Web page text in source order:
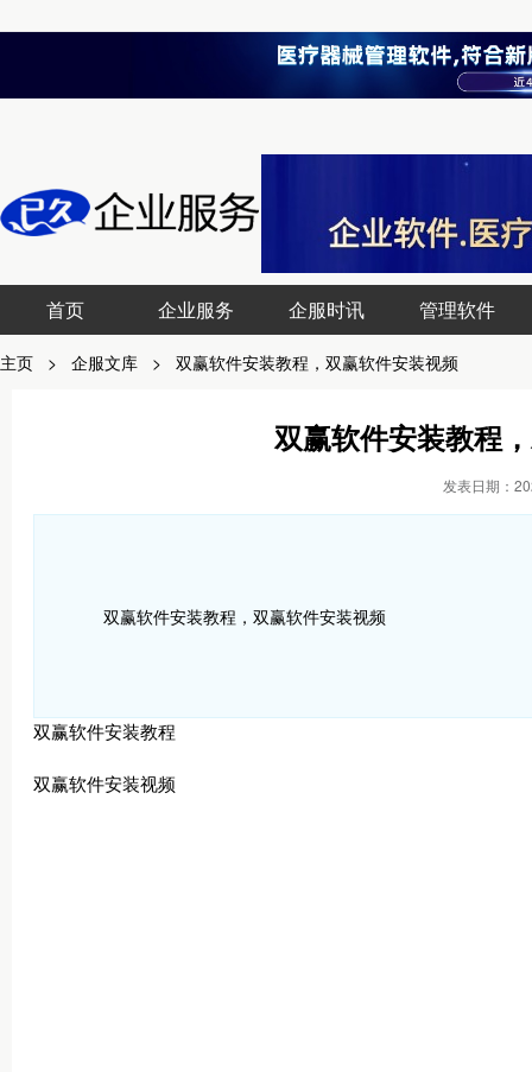
首页 企业服务 企服时讯 管理软件
主页 > 企服文库 > 双赢软件安装教程，双赢软件安装视频
双赢软件安装教程
发表日期：
双赢软件安装教程，双赢软件安装视频
双赢软件安装教程
双赢软件安装视频